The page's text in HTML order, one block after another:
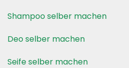
Shampoo selber machen
Deo selber machen
Seife selber machen